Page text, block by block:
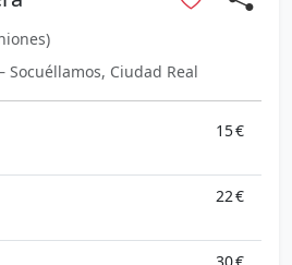
Socuéllamos, Ciudad Real
15 €
22 €